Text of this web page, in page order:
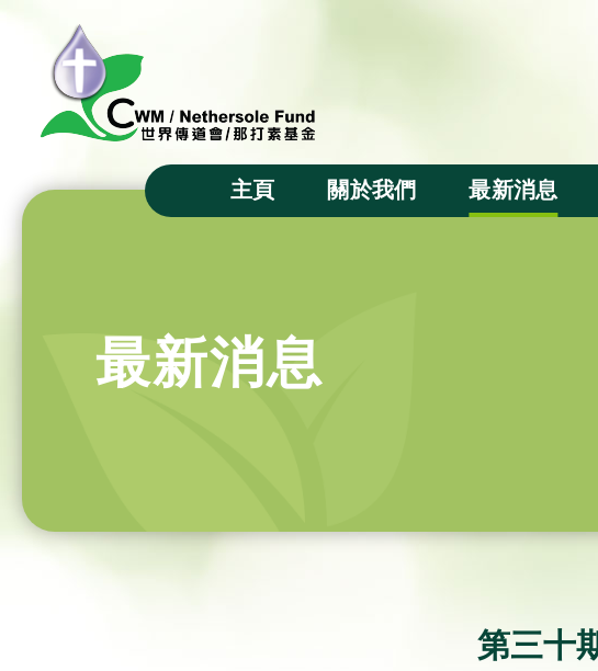
主頁 關於我們 最新消息
最新消息
第三十